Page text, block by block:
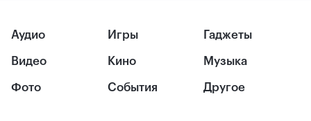
Аудио
Видео
Фото
Игры
Кино
События
Гаджеты
Музыка
Другое